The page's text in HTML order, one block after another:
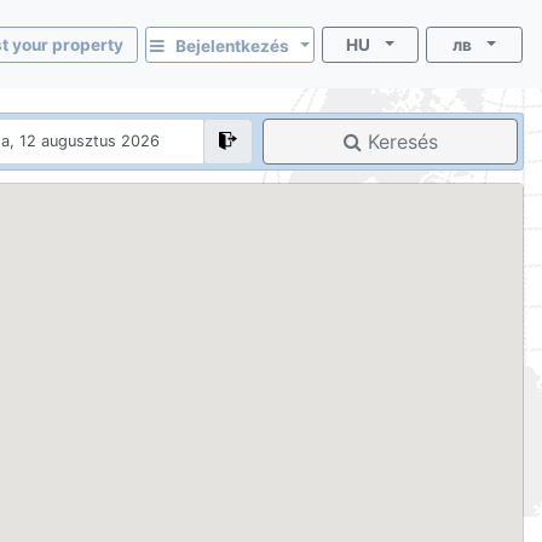
your property Bejelentkezés HU лв
Keresés